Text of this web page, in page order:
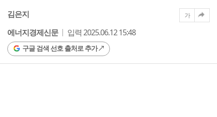
김은지
에너지경제신문
입력 2025.06.12 15:48
구글 검색 선호 출처로 추가
가